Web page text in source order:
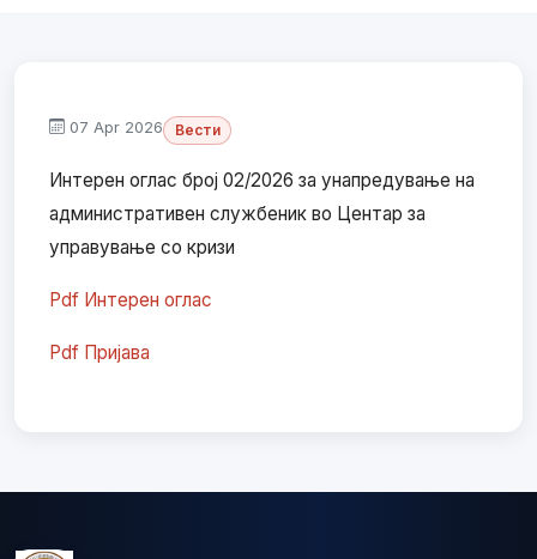
07 Apr 2026 Вести
Интерен оглас број 02/2026 за унапредување на
административен службеник во Центар за
управување со кризи
Pdf Интерен оглас
Pdf Пријава